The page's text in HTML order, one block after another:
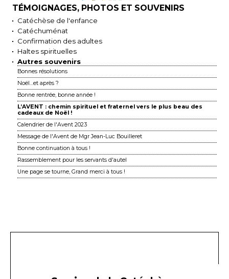
TÉMOIGNAGES, PHOTOS ET SOUVENIRS
Catéchèse de l'enfance
Catéchuménat
Confirmation des adultes
Haltes spirituelles
Autres souvenirs
Bonnes résolutions
Noël…et après ?
Bonne rentrée, bonne année !
L’AVENT : chemin spirituel et fraternel vers le plus beau des
cadeaux de Noël !
Calendrier de l'Avent 2023
Message de l'Avent de Mgr Jean-Luc Bouilleret
Bonne continuation à tous !
Rassemblement pour les servants d'autel
Une page se tourne, Grand merci à tous !